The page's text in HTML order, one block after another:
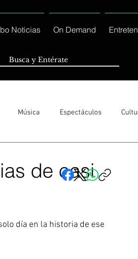
Noticias On Demand
Música Espectáculos
de casi
día en la historia de ese